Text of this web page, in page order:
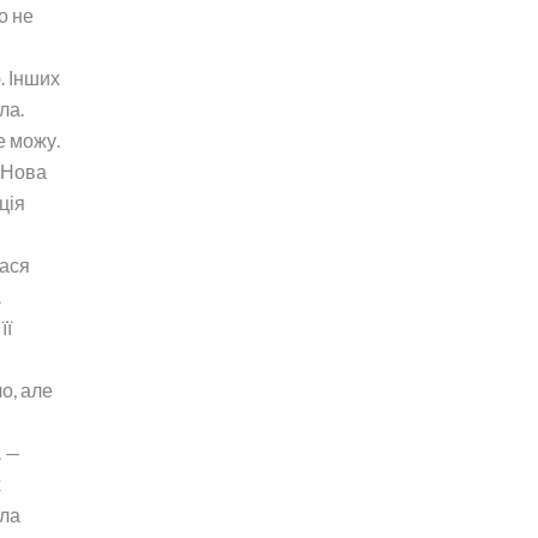
не
Інших
можу.
але
—